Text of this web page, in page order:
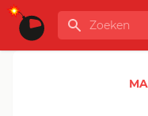
Ga naar de inhoud
GLOBALINFO
Zoeken